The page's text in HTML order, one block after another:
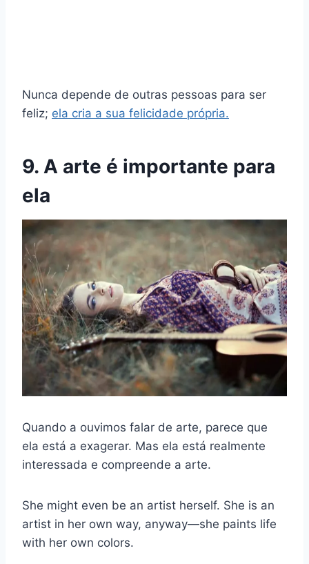
Nunca depende de outras pessoas para ser
feliz; ela cria a sua felicidade própria.
9. A arte é importante para
ela
Quando a ouvimos falar de arte, parece que
ela está a exagerar. Mas ela está realmente
interessada e compreende a arte.
She might even be an artist herself. She is an
artist in her own way, anyway—she paints life
with her own colors.